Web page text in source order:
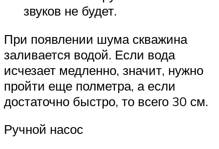
звуков не будет.
При появлении шума скважина
заливается водой. Если вода
исчезает медленно, значит, нужно
пройти еще полметра, а если
достаточно быстро, то всего 30 см.
Ручной насос